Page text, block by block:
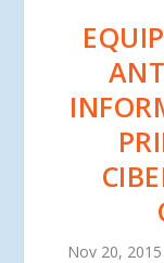
Nov 20, 2015